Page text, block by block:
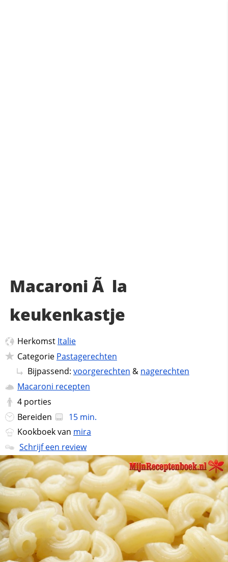
Macaroni Ã la
keukenkastje
Herkomst Italie
Categorie Pastagerechten
Bijpassend: voorgerechten & nagerechten
Macaroni recepten
4 porties
Bereiden
15 min.
Kookboek van mira
Schrijf een review